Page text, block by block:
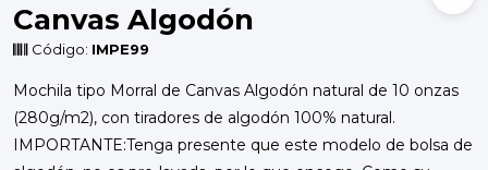
Canvas Algodón
Código: IMPE99
Mochila tipo Morral de Canvas Algodón natural de 10 onzas
(280g/m2), con tiradores de algodón 100% natural.
IMPORTANTE:Tenga presente que este modelo de bolsa de